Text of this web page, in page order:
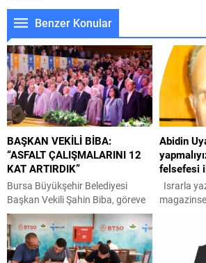
Benzer Konular
BAŞKAN VEKİLİ BİBA:
“ASFALT ÇALIŞMALARINI 12
KAT ARTIRDIK”
Bursa Büyükşehir Belediyesi
Başkan Vekili Şahin Biba, göreve
geldiği 10 Nisan’dan bugüne
kadar geçen dönemi işaret ederek
“AK Parti belediyeciliğine yakışır
bir vizyonla durmadan
Abidin
felsefesi
Israrla
cazibesi
da hiç
ziyade
nedeni